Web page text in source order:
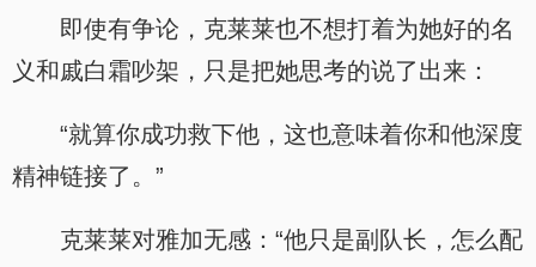
即使有争论，克莱莱也不想打着为她好的名
义和戚白霜吵架，只是把她思考的说了出来：
“就算你成功救下他，这也意味着你和他深度
精神链接了。”
克莱莱对雅加无感：“他只是副队长，怎么配